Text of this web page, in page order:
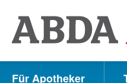
direkt
zu:
zur
Hauptnavigation
Für Apotheker